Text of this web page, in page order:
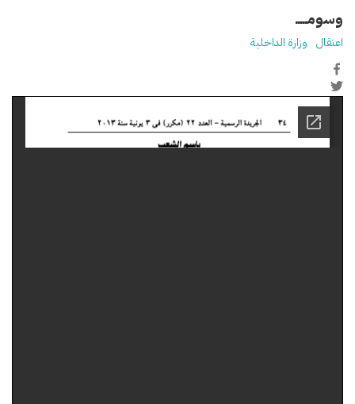
وسومـــــ
اعتقال وزارة الداخلية